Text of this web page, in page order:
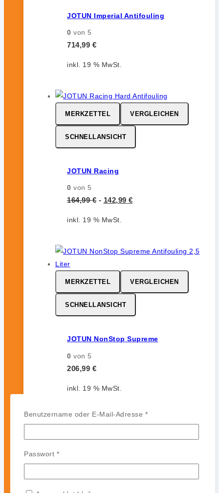
JOTUN Imperial Antifouling
0 von 5
714,99 €
inkl. 19 % MwSt.
MERKZETTEL VERGLEICHEN
SCHNELLANSICHT
JOTUN Racing
0 von 5
164,99€ - 142,99 €
inkl. 19 % MwSt.
MERKZETTEL VERGLEICHEN
SCHNELLANSICHT
JOTUN NonStop Supreme
0 von 5
206,99 €
inkl. 19 % MwSt.
Benutzername oder E-Mail-Adresse *Erforderlich
Passwort *Erforderlich